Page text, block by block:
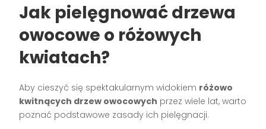
Jak pielęgnować drzewa
owocowe o różowych
kwiatach?
Aby cieszyć się spektakularnym widokiem różowo
kwitnących drzew owocowych przez wiele lat, warto
poznać podstawowe zasady ich pielęgnacji.